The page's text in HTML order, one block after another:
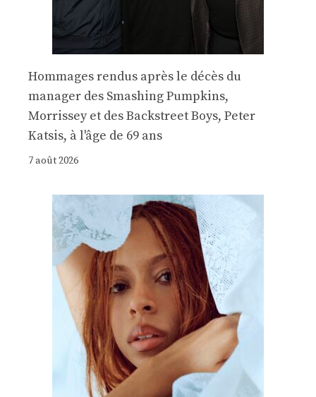
Hommages rendus après le décès du
manager des Smashing Pumpkins,
Morrissey et des Backstreet Boys, Peter
Katsis, à l'âge de 69 ans
7 août 2026